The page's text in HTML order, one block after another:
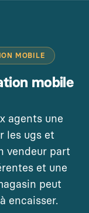
MOBILE
mobile
agents une
les ugs et
vendeur part
et une
peut
encaisser.